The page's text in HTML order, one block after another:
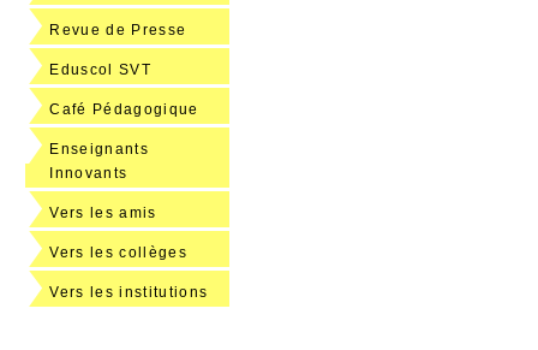
Revue de Presse
Eduscol SVT
Café Pédagogique
Enseignants
Innovants
Vers les amis
Vers les collèges
Vers les institutions